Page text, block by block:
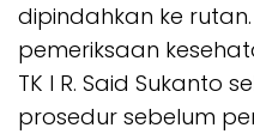
dipindahkan ke
pemeriksaan
TK I R. Said Sukanto
prosedur sebelum